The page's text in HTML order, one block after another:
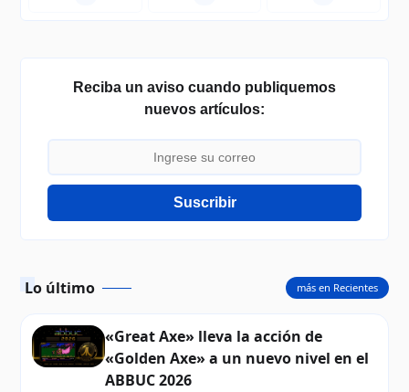
Reciba un aviso cuando publiquemos
nuevos artículos:
Suscribir
Lo último
«Great Axe» lleva la acción de
«Golden Axe» a un nuevo nivel en el
ABBUC 2026
más en Recientes